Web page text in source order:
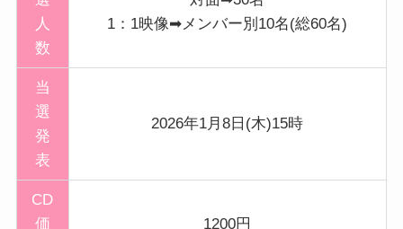
人
数
1：1映像➡メンバー別10名(総60名)
当
選
発
表
2026年1月8日(木)15時
CD
価
1200円